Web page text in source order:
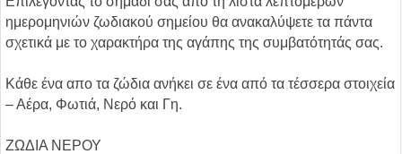
ημερομηνιών ζωδιακού σημείου θα ανακαλύψετε τα πάντα
σχετικά με το χαρακτήρα της αγάπης της συμβατότητάς σας.
Κάθε ένα απο τα ζώδια ανήκει σε ένα από τα τέσσερα στοιχεία
– Αέρα, Φωτιά, Νερό και Γη.
ΖΩΔΙΑ ΝΕΡΟΥ